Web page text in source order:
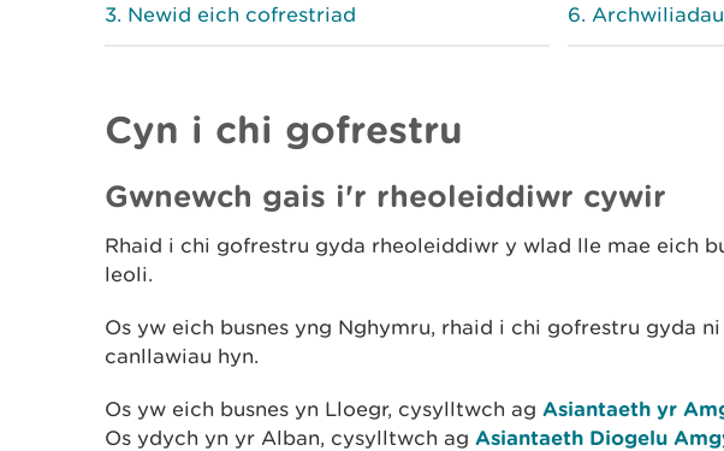
Newid eich cofrestriad
Cyn i chi gofrestru
Gwnewch gais i'r rheoleiddiwr cywir
Rhaid i chi gofrestru gyda rheoleiddiwr y wlad lle mae eich
leoli.
Os yw eich busnes yng Nghymru, rhaid i chi gofrestru gyda
canllawiau hyn.
Os yw eich busnes yn Lloegr, cysylltwch ag Asiantaeth yr
Os ydych yn yr Alban, cysylltwch ag Asiantaeth Diogelu